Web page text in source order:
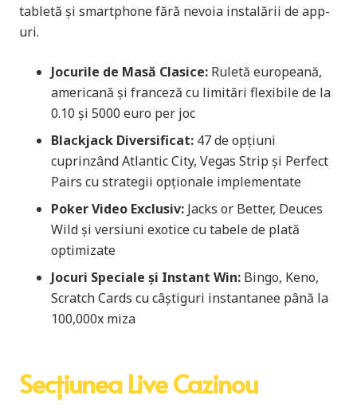
tabletă și smartphone fără nevoia instalării de app-
uri.
Jocurile de Masă Clasice: Ruletă europeană,
americană și franceză cu limitări flexibile de la
0.10 și 5000 euro per joc
Blackjack Diversificat: 47 de opțiuni
cuprinzând Atlantic City, Vegas Strip și Perfect
Pairs cu strategii opționale implementate
Poker Video Exclusiv: Jacks or Better, Deuces
Wild și versiuni exotice cu tabele de plată
optimizate
Jocuri Speciale și Instant Win: Bingo, Keno,
Scratch Cards cu câștiguri instantanee până la
100,000x miza
Secțiunea Live Cazinou